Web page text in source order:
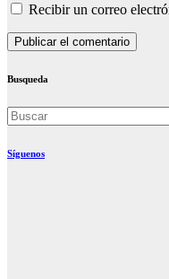
Recibir un correo
Busqueda
Síguenos